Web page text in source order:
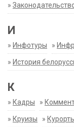
»
И
» Инфотуры »
» История
К
» Кадры »
» Круизы »